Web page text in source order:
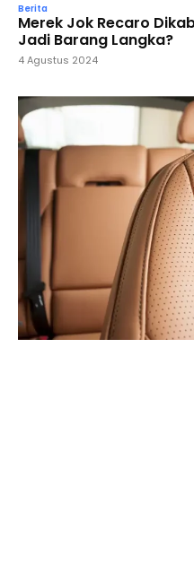
Berita
Merek Jok Recaro
Jadi Barang Langka?
4 Agustus 2024